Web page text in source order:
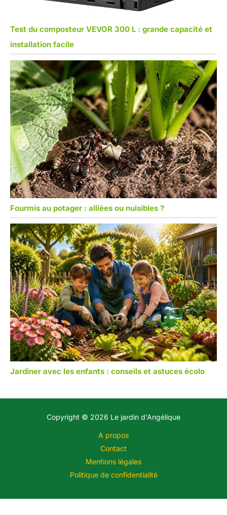
Test du composteur VEVOR 300 L : grande capacité et
installation facile
Fourmis au potager : alliées ou nuisibles ?
Jardiner avec les enfants : conseils et astuces écolo
Copyright © 2026 Le jardin d'Angélique
A propos
Contact
Mentions légales
Politique de confidentialité